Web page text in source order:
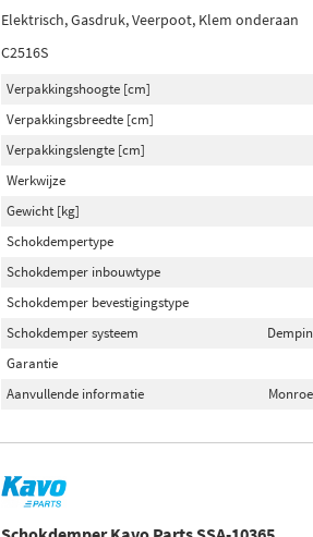
Elektrisch, Gasdruk, Veerpoot, Klem onderaan
C2516S
Verpakkingshoogte [cm]
Verpakkingsbreedte [cm]
Verpakkingslengte [cm]
Werkwijze
Gewicht [kg]
Schokdempertype
Schokdemper inbouwtype
Schokdemper bevestigingstype
Schokdemper systeem
Garantie
Aanvullende informatie